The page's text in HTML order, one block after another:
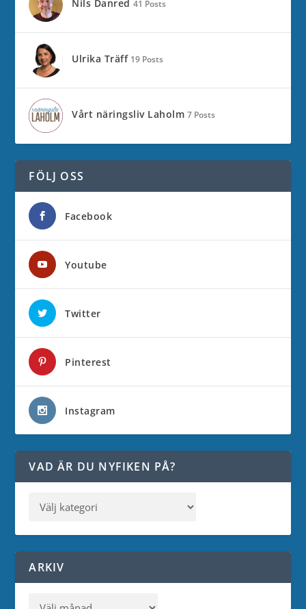
Nils Danred 41 Posts
Ulrika Träff 19 Posts
Vårt näringsliv Laholm 7 Posts
FÖLJ OSS
Facebook
Youtube
Twitter
Pinterest
Instagram
VAD ÄR DU NYFIKEN PÅ?
ARKIV